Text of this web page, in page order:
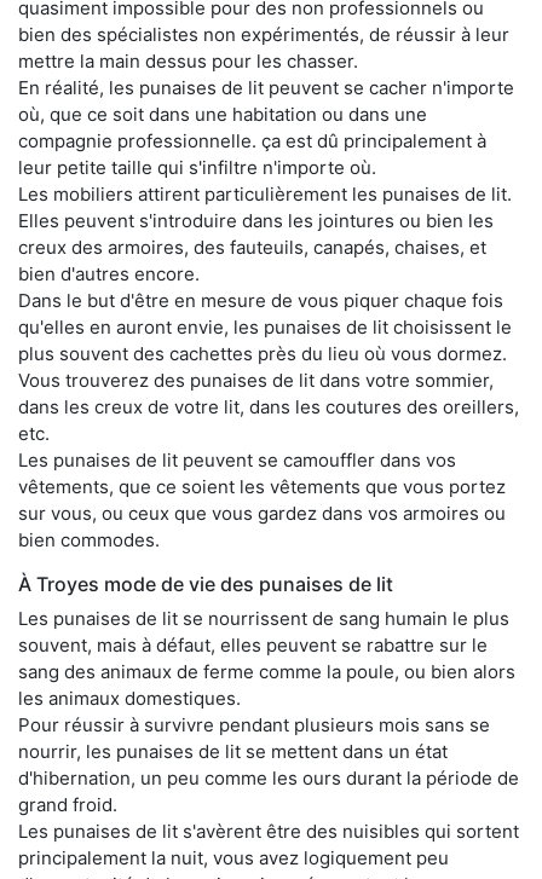
quasiment impossible pour des non professionnels ou
bien des spécialistes non expérimentés, de réussir à leur
mettre la main dessus pour les chasser.
En réalité, les punaises de lit peuvent se cacher n'importe
où, que ce soit dans une habitation ou dans une
compagnie professionnelle. ça est dû principalement à
leur petite taille qui s'infiltre n'importe où.
Les mobiliers attirent particulièrement les punaises de lit.
Elles peuvent s'introduire dans les jointures ou bien les
creux des armoires, des fauteuils, canapés, chaises, et
bien d'autres encore.
Dans le but d'être en mesure de vous piquer chaque fois
qu'elles en auront envie, les punaises de lit choisissent le
plus souvent des cachettes près du lieu où vous dormez.
Vous trouverez des punaises de lit dans votre sommier,
dans les creux de votre lit, dans les coutures des oreillers,
etc.
Les punaises de lit peuvent se camouffler dans vos
vêtements, que ce soient les vêtements que vous portez
sur vous, ou ceux que vous gardez dans vos armoires ou
bien commodes.
À Troyes mode de vie des punaises de lit
Les punaises de lit se nourrissent de sang humain le plus
souvent, mais à défaut, elles peuvent se rabattre sur le
sang des animaux de ferme comme la poule, ou bien alors
les animaux domestiques.
Pour réussir à survivre pendant plusieurs mois sans se
nourrir, les punaises de lit se mettent dans un état
d'hibernation, un peu comme les ours durant la période de
grand froid.
Les punaises de lit s'avèrent être des nuisibles qui sortent
principalement la nuit, vous avez logiquement peu